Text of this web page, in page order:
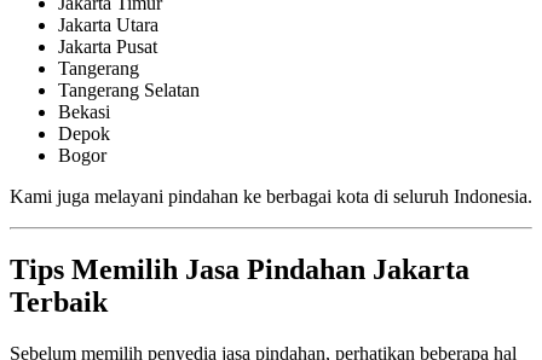
Jakarta Utara
Jakarta Pusat
Tangerang
Tangerang Selatan
Bekasi
Depok
Bogor
Kami juga melayani pindahan ke berbagai kota di seluruh Indonesia.
Tips Memilih Jasa Pindahan Jakarta
Terbaik
Sebelum memilih penyedia jasa pindahan, perhatikan beberapa hal